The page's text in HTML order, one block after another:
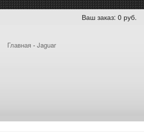
Ваш заказ: 0 руб.
Главная - Jaguar